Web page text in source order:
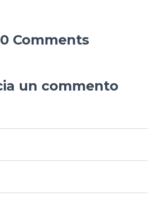
0 Comments
un commento